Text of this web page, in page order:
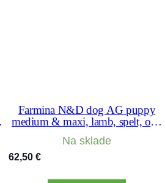
Farmina N&D dog AG puppy
medium & maxi, lamb, spelt, oats
Na sklade
62,50 €